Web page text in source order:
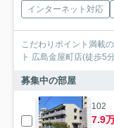
インターネット対応
こだわりポイント満載
ト 広島金屋町店(徒歩5
募集中の部屋
102
7.9